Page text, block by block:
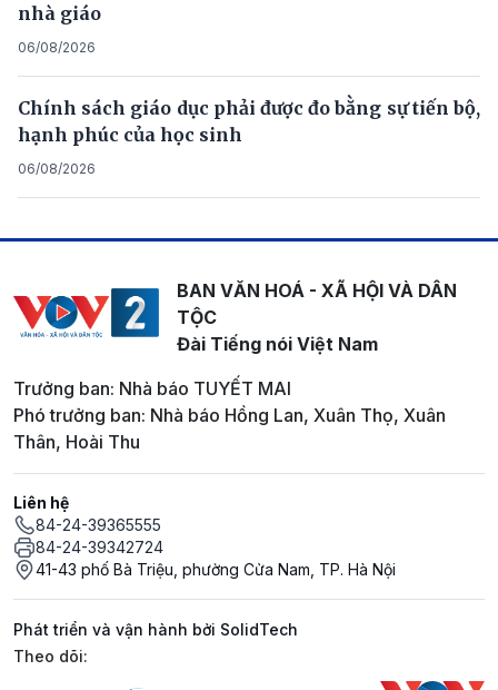
nhà giáo
06/08/2026
Chính sách giáo dục phải được đo bằng sự tiến bộ,
hạnh phúc của học sinh
06/08/2026
BAN VĂN HOÁ - XÃ HỘI VÀ DÂN
TỘC
Đài Tiếng nói Việt Nam
Trưởng ban: Nhà báo TUYẾT MAI
Phó trưởng ban: Nhà báo Hồng Lan, Xuân Thọ, Xuân
Thân, Hoài Thu
Liên hệ
84-24-39365555
84-24-39342724
41-43 phố Bà Triệu, phường Cửa Nam, TP. Hà Nội
Phát triển và vận hành bởi SolidTech
Mạng xã hội
Theo dõi: